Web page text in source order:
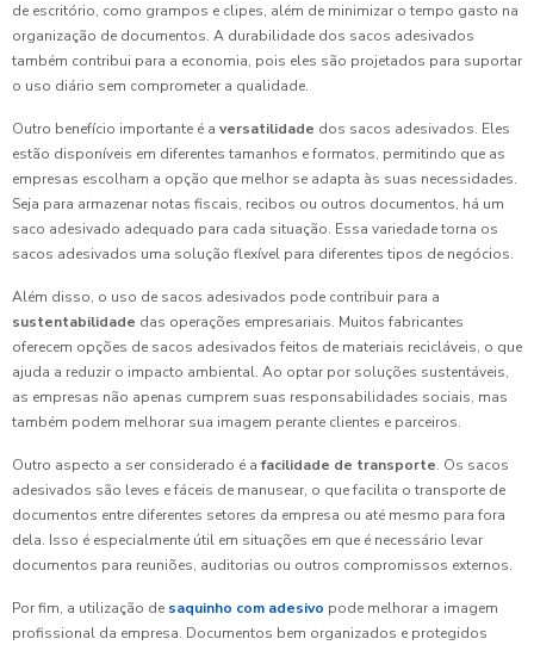
de escritório, como grampos e clipes, além de minimizar o tempo gasto na
organização de documentos. A durabilidade dos sacos adesivados
também contribui para a economia, pois eles são projetados para suportar
o uso diário sem comprometer a qualidade.
Outro benefício importante é a versatilidade dos sacos adesivados. Eles
estão disponíveis em diferentes tamanhos e formatos, permitindo que as
empresas escolham a opção que melhor se adapta às suas necessidades.
Seja para armazenar notas fiscais, recibos ou outros documentos, há um
saco adesivado adequado para cada situação. Essa variedade torna os
sacos adesivados uma solução flexível para diferentes tipos de negócios.
Além disso, o uso de sacos adesivados pode contribuir para a
sustentabilidade das operações empresariais. Muitos fabricantes
oferecem opções de sacos adesivados feitos de materiais recicláveis, o que
ajuda a reduzir o impacto ambiental. Ao optar por soluções sustentáveis,
as empresas não apenas cumprem suas responsabilidades sociais, mas
também podem melhorar sua imagem perante clientes e parceiros.
Outro aspecto a ser considerado é a facilidade de transporte. Os sacos
adesivados são leves e fáceis de manusear, o que facilita o transporte de
documentos entre diferentes setores da empresa ou até mesmo para fora
dela. Isso é especialmente útil em situações em que é necessário levar
documentos para reuniões, auditorias ou outros compromissos externos.
Por fim, a utilização de saquinho com adesivo pode melhorar a imagem
profissional da empresa. Documentos bem organizados e protegidos